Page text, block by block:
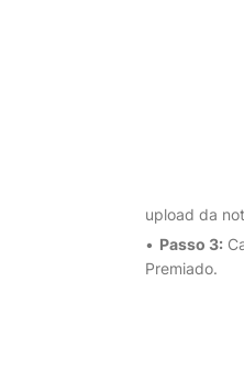
upload da
Passo 3:
Premiado.